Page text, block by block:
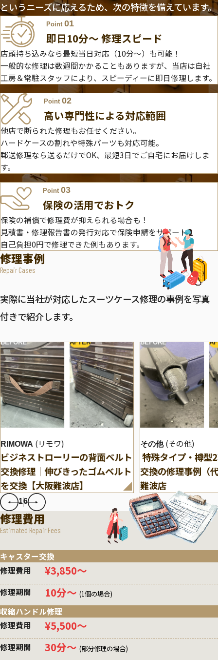
というニーズに応えるため、次の特徴を備えています。
Point 01
即日10分〜 修理スピード
店頭持ち込みなら最短当日対応（10分～）も可能！
一般的な修理は数週間かかることもありますが、当店は自社
工房＆常駐スタッフにより、スピーディーに即日修理します。
Point02
高い専門性による対応範囲
他店で断られた修理もお任せください。
ハードケースの割れや特殊パーツも対応可能。
郵送修理なら送るだけでOK、最短3日でご自宅にお届けしま
す。
Point 03
保険の活用でおトク
保険の補償で修理費が抑えられる場合も！
見積書・修理報告書の発行対応で保険申請をサポート。
自己負担0円で修理できた例もあります。
修理事例
Repair Cases
実際に当社が対応したスーツケース修理の事例を写真
付きで紹介します。
BEFORE AFTER
RIMOWA (リモワ)
ビジネストローリーの背面ベルト
交換修理｜伸びきったゴムベルト
を交換【大阪難波店】
BEFORE
その他 (その他)
特殊タイプ・樽型
交換の修理事例（
難波店
16
修理費用
Estimated Repair Fees
キャスター交換
修理費用
¥3,850〜
修理期間 10分〜 (1個の場合)
収縮ハンドル修理
修理費用
¥5,500〜
修理期間 30分〜 (部分修理の場合)